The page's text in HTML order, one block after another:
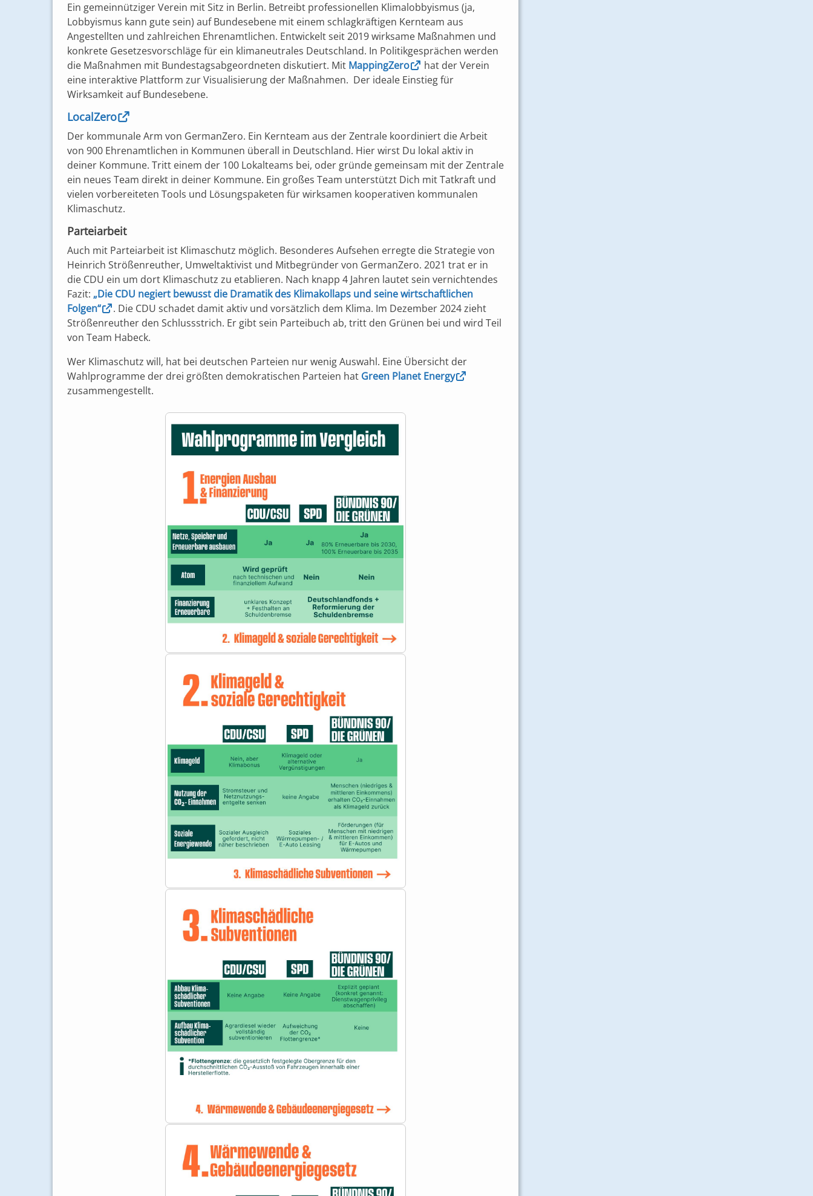
Ein gemeinnütziger Verein mit Sitz in Berlin. Betreibt professionellen Klimalobbyismus (ja,
Lobbyismus kann gute sein) auf Bundesebene mit einem schlagkräftigen Kernteam aus
Angestellten und zahlreichen Ehrenamtlichen. Entwickelt seit 2019 wirksame Maßnahmen und
konkrete Gesetzesvorschläge für ein klimaneutrales Deutschland. In Politikgesprächen werden
die Maßnahmen mit Bundestagsabgeordneten diskutiert. Mit MappingZero
hat der Verein
eine interaktive Plattform zur Visualisierung der Maßnahmen. Der ideale Einstieg für
Wirksamkeit auf Bundesebene.
LocalZero
Der kommunale Arm von GermanZero. Ein Kernteam aus der Zentrale koordiniert die Arbeit
von 900 Ehrenamtlichen in Kommunen überall in Deutschland. Hier wirst Du lokal aktiv in
deiner Kommune. Tritt einem der 100 Lokalteams bei, oder gründe gemeinsam mit der Zentrale
ein neues Team direkt in deiner Kommune. Ein großes Team unterstützt Dich mit Tatkraft und
vielen vorbereiteten Tools und Lösungspaketen für wirksamen kooperativen kommunalen
Klimaschutz.
Parteiarbeit
Auch mit Parteiarbeit ist Klimaschutz möglich. Besonderes Aufsehen erregte die Strategie von
Heinrich Strößenreuther, Umweltaktivist und Mitbegründer von GermanZero. 2021 trat er in
die CDU ein um dort Klimaschutz zu etablieren. Nach knapp 4 Jahren lautet sein vernichtendes
Fazit: „Die CDU negiert bewusst die Dramatik des Klimakollaps und seine wirtschaftlichen
Folgen“
. Die CDU schadet damit aktiv und vorsätzlich dem Klima. Im Dezember 2024 zieht
Strößenreuther den Schlussstrich. Er gibt sein Parteibuch ab, tritt den Grünen bei und wird Teil
von Team Habeck.
Wer Klimaschutz will, hat bei deutschen Parteien nur wenig Auswahl. Eine Übersicht der
Wahlprogramme der drei größten demokratischen Parteien hat Green Planet Energy
zusammengestellt.